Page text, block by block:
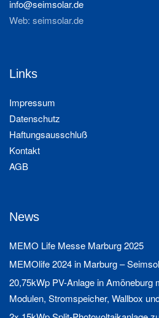
info@seimsolar.de
Web: seimsolar.de
Links
Impressum
Datenschutz
Haftungsausschluß
Kontakt
AGB
News
MEMO Life Messe Marburg 2025
MEMOlife 2024 in Marburg –
20,75kWp PV-Anlage in Amöneburg
Modulen, Stromspeicher, Wallbox